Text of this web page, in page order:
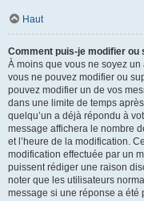
Haut
Comment puis-je modifier ou
À moins que vous ne soyez
vous ne pouvez modifier ou
pouvez modifier un de vos
dans une limite de temps
quelqu’un a déjà répondu à
message affichera le nombre
et l’heure de la modification.
modification effectuée par un
puissent rédiger une raison
noter que les utilisateurs
message si une réponse a été